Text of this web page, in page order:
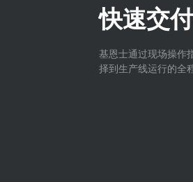
快速交
基恩士通过现场操作
择到生产线运行的全